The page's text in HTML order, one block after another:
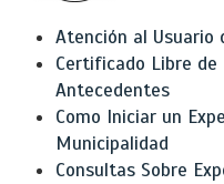
Atención al Usuario
Certificado Libre de
Antecedentes
Como Iniciar un
Municipalidad
Consultas Sobre